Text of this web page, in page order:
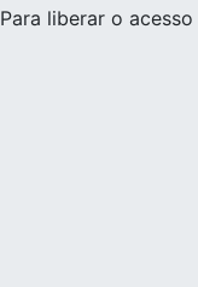
Para liberar o acesso